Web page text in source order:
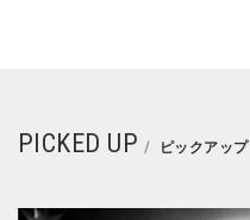
PICKED UP ピックアップ